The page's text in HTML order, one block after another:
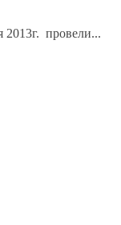
2013г. провели...